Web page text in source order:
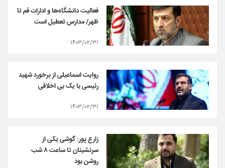
فعالیت دانشگاه‌ها و ادارات قم تا
ظهر/ مدارس تعطیل است
۱۴۰۳/۰۲/۳۱
روایت اسماعیلی از برخورد شهید
رئیسی با یک بی اخلاقی
۱۴۰۳/۰۲/۳۱
زارع پور: گوشی یکی از
سرنشینان تا ساعت ۸ شب
روشن بود